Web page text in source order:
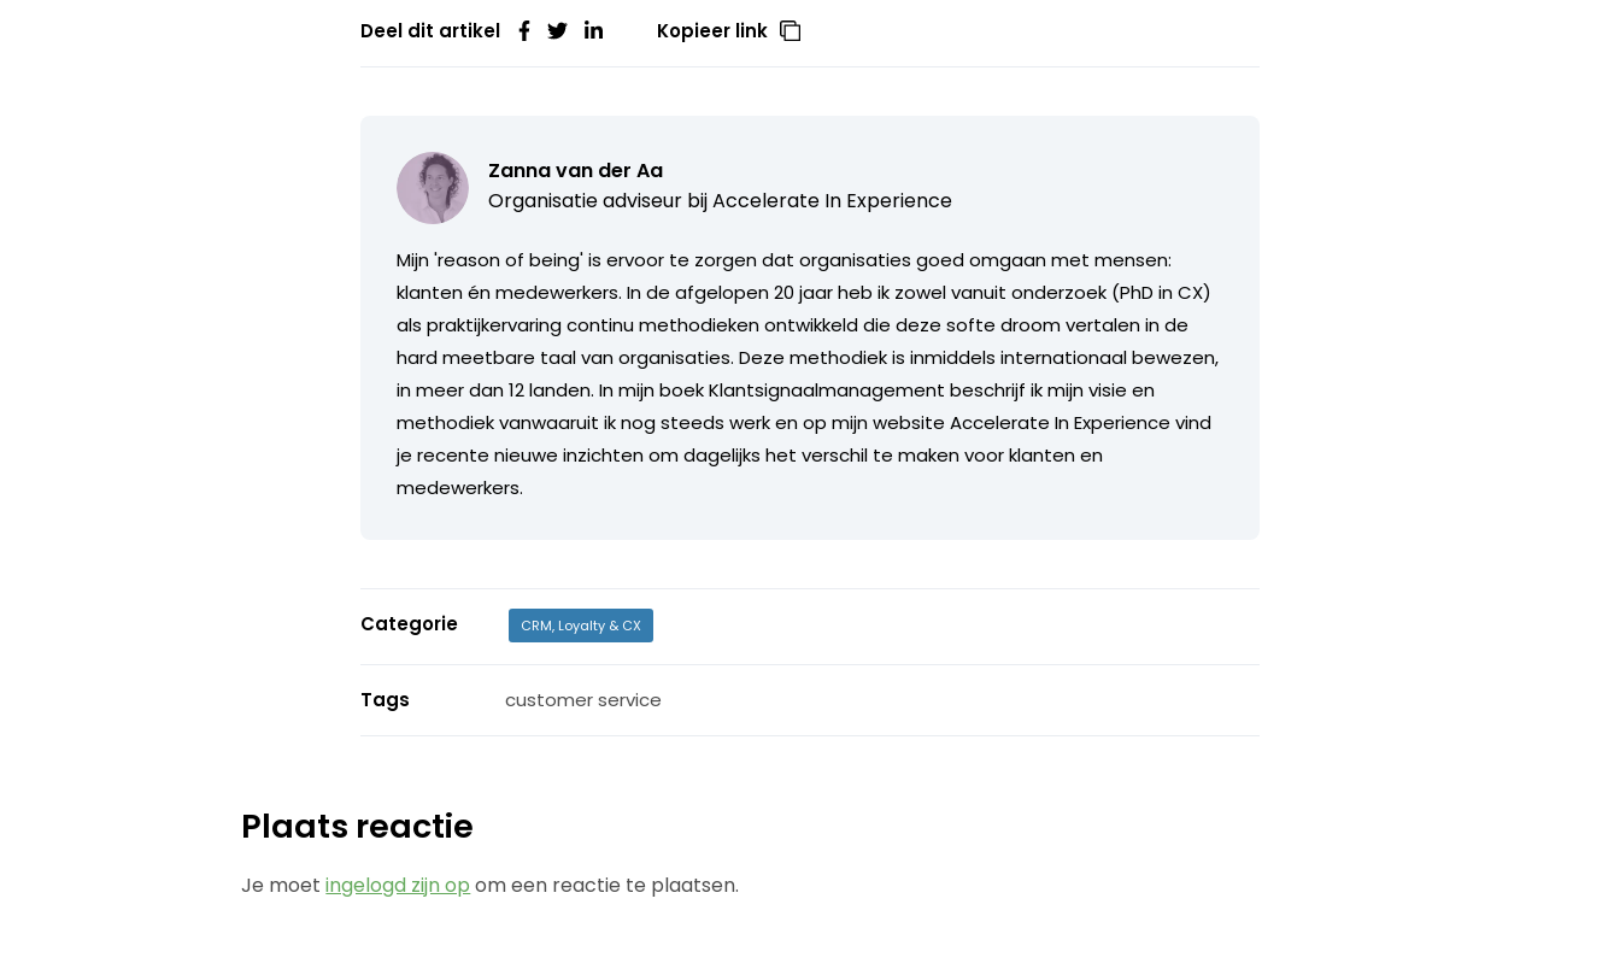
Deel dit artikel Kopieer link
Zanna van der Aa
Organisatie adviseur bijAccelerate In Experience
Mijn 'reason of being' is ervoor te zorgen dat organisaties goed omgaan met mensen:
klanten én medewerkers. In de afgelopen 20 jaar heb ik zowel vanuit onderzoek (PhD in CX)
als praktijkervaring continu methodieken ontwikkeld die deze softe droom vertalen in de
hard meetbare taal van organisaties. Deze methodiek is inmiddels internationaal bewezen,
in meer dan 12 landen. In mijn boek Klantsignaalmanagement beschrijf ik mijn visie en
methodiek vanwaaruit ik nog steeds werk en op mijn website Accelerate In Experience vind
je recente nieuwe inzichten om dagelijks het verschil te maken voor klanten en
medewerkers.
Categorie CRM, Loyalty & CX
Tags customer service
Plaats reactie
Je moetingelogd zijn op om een reactie te plaatsen.